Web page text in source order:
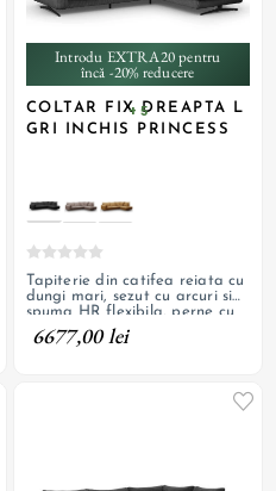
Introdu EXTRA20 pentru
încă -20% reducere
COLTAR FIX DREAPTA L
GRI INCHIS PRINCESS
+ 5
Tapiterie din catifea reiata cu
dungi mari, sezut cu arcuri si
spuma HR flexibila, perne cu
fermoar, picioare metalice
decorative
6677,00 lei